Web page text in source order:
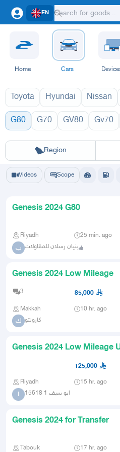
EN
Home Cars
Toyota Hyundai Nissan
G80 G70 GV80 Gv70
Region
Riyadh Eastern Region
Videos Scope
Genesis 2024 G80
Riyadh 25 min. ago
ب بنيان رسلان للمقاولات
Genesis 2024 Low Mileage
3 85,000
Makkah 10 hr. ago
ك كارونتو
Genesis 2024 Low Mileage
125,000
Riyadh 15 hr. ago
ا ابو سيف 1 15618
Genesis 2024 for Transfer
Tabouk 17 hr. ago